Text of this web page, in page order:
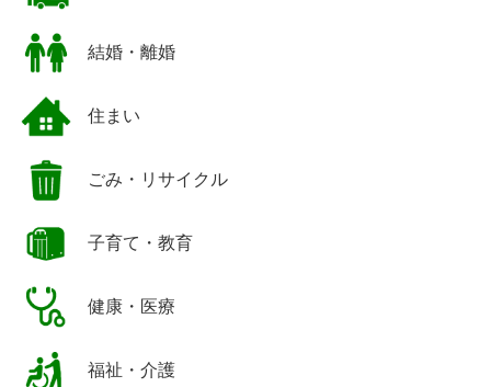
結婚・離婚
住まい
ごみ・リサイクル
子育て・教育
健康・医療
福祉・介護